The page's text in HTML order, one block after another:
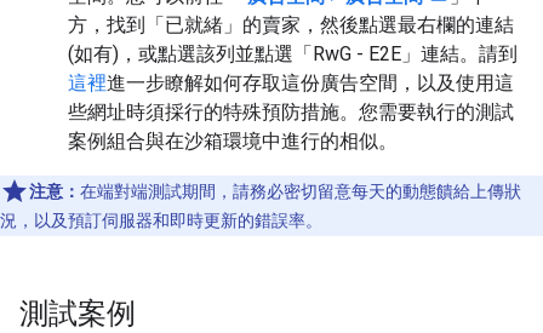
方，找到「已就緒」的賣家，然後點選最右欄的連結
(如有)，或點選該列並點選「RwG - E2E」連結。請到
這裡進一步瞭解如何存取這份廣告空間，以及使用這
些網址時須採行的特殊預防措施。您需要執行的測試
案例組合與在沙箱環境中進行的相似。
注意： 在端對端測試期間，請務必密切留意每天的動態饋給上傳狀
況，以及預訂伺服器和即時更新的錯誤率。
測試案例